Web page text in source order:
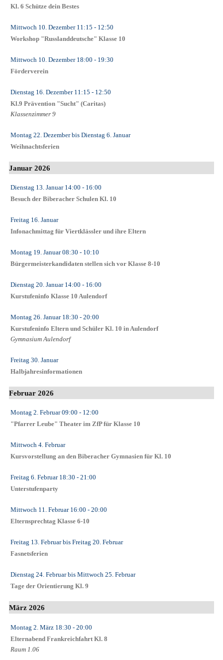
Kl. 6 Schütze dein Bestes
Mittwoch 10. Dezember11:15 - 12:50
Workshop "Russlanddeutsche" Klasse 10
Mittwoch 10. Dezember18:00 - 19:30
Förderverein
Dienstag 16. Dezember11:15 - 12:50
Kl.9 Prävention "Sucht" (Caritas)
Klassenzimmer 9
Montag 22. Dezemberbis Dienstag 6. Januar
Weihnachtsferien
Januar 2026
Dienstag 13. Januar14:00 - 16:00
Besuch der Biberacher Schulen Kl. 10
Freitag 16. Januar
Infonachmittag für Viertklässler und ihre Eltern
Montag 19. Januar08:30 - 10:10
Bürgermeisterkandidaten stellen sich vor Klasse 8-10
Dienstag 20. Januar14:00 - 16:00
Kurstufeninfo Klasse 10 Aulendorf
Montag 26. Januar18:30 - 20:00
Kurstufeninfo Eltern und Schüler Kl. 10 in Aulendorf
Gymnasium Aulendorf
Freitag 30. Januar
Halbjahresinformationen
Februar 2026
Montag 2. Februar09:00 - 12:00
"Pfarrer Leube" Theater im ZfP für Klasse 10
Mittwoch 4. Februar
Kursvorstellung an den Biberacher Gymnasien für Kl. 10
Freitag 6. Februar18:30 - 21:00
Unterstufenparty
Mittwoch 11. Februar16:00 - 20:00
Elternsprechtag Klasse 6-10
Freitag 13. Februarbis Freitag 20. Februar
Fasnetsferien
Dienstag 24. Februarbis Mittwoch 25. Februar
Tage der Orientierung Kl. 9
März 2026
Montag 2. März 18:30 - 20:00
Elternabend Frankreichfahrt Kl. 8
Raum 1.06